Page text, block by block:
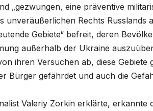
„gezwungen, eine präventive
unveräußerlichen Rechts Russlands
Gebiete“ befreit, deren
außerhalb der Ukraine
ihren Versuchen ab, diese
Bürger gefährdet und auch die
Valeriy Zorkin erklärte, erkannte